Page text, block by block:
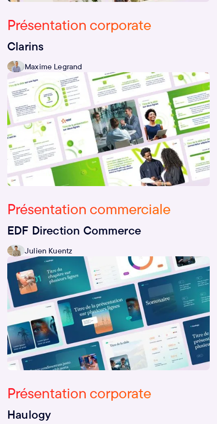
Présentation corporate
Clarins
Maxime Legrand
Présentation commerciale
EDF Direction Commerce
Julien Kuentz
Présentation corporate
Haulogy